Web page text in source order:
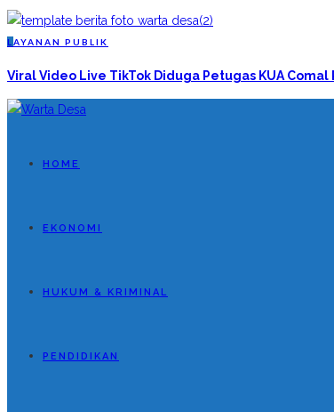
L AYANAN PUBLIK
Viral Video Live TikTok Diduga Petugas KUA
HOME
EKONOMI
HUKUM & KRIMINAL
PENDIDIKAN